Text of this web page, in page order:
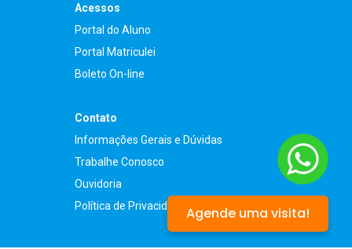
Acessos
Portal do Aluno
Portal Matriculei
Boleto On-line
Contato
Informações Gerais e Dúvidas
Trabalhe Conosco
Ouvidoria
Política de Privacidade Agende uma visita!